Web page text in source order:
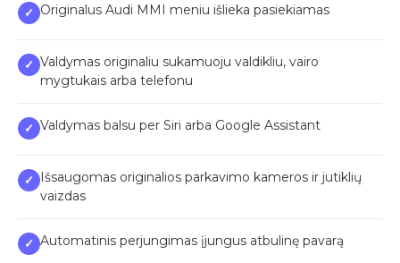
✓ Originalus Audi MMI meniu išlieka pasiekiamas
✓ Valdymas originaliu sukamuoju valdikliu, vairo
mygtukais arba telefonu
✓ Valdymas balsu per Siri arba Google Assistant
✓
Išsaugomas originalios parkavimo kameros ir jutiklių
vaizdas
✓ Automatinis perjungimas įjungus atbulinę pavarą